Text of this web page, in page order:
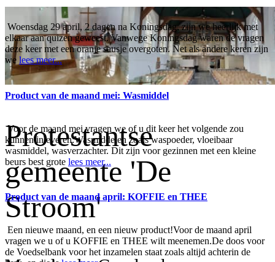
Protestantse
gemeente 'De
Stroom'
Woensdag 29 april, 2 dagen na Koningsdag, zijn we heerlijk met
elkaar aan quizen geweest. Vanwege Koningsdag waren de vragen
deze keer met een oranje sausje overgoten. Net als andere keren zijn
we lees meer...
Product van de maand mei: Wasmiddel
Voor de maand mei vragen we of u dit keer het volgende zou
kunnen inleveren:Wasmiddelen zoals waspoeder, vloeibaar
wasmiddel, wasverzachter. Dit zijn voor gezinnen met een kleine
beurs best grote lees meer...
Product van de maand april: KOFFIE en THEE
Een nieuwe maand, en een nieuw product!Voor de maand april
vragen we u of u KOFFIE en THEE wilt meenemen.De doos voor
de Voedselbank voor het inzamelen staat zoals altijd achterin de